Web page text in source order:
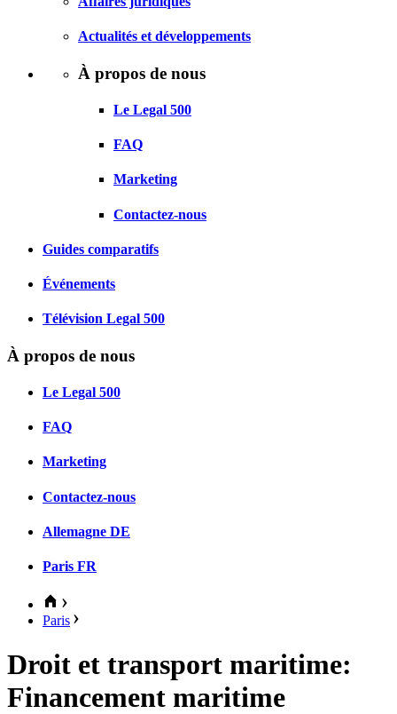
Actualités et développements
À propos de nous
Le Legal 500
FAQ
Marketing
Contactez-nous
Guides comparatifs
Événements
Télévision Legal 500
À propos de nous
Le Legal 500
FAQ
Marketing
Contactez-nous
Allemagne DE
Paris FR
Paris
Droit et transport maritime:
Financement maritime